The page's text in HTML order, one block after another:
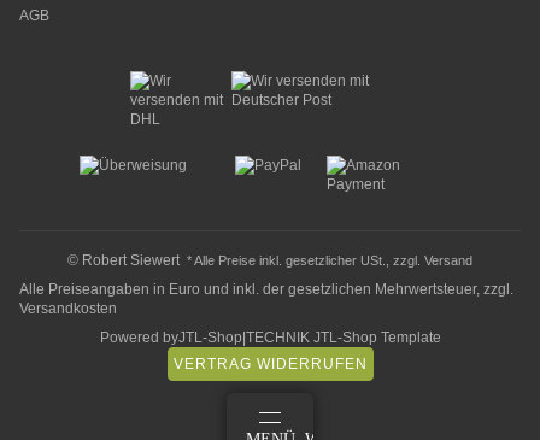
AGB
© Robert Siewert * Alle Preise inkl. gesetzlicher USt., zzgl. Versand
Alle Preiseangaben in Euro und inkl. der gesetzlichen Mehrwertsteuer, zzgl.
Versandkosten
Powered byJTL-Shop TECHNIK JTL-Shop Template
VERTRAG WIDERRUFEN